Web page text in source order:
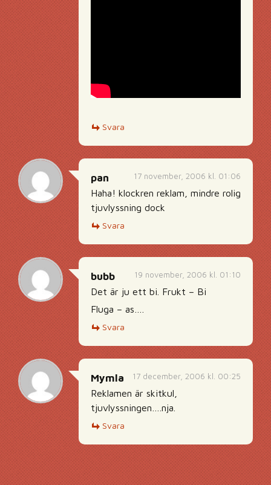
Svara
17 november, 2006 kl. 01:06
pan
Haha! klockren reklam, mindre rolig
tjuvlyssning dock
Svara
19 november, 2006 kl. 01:10
bubb
Det är ju ett bi. Frukt – Bi
Fluga – as….
Svara
17 december, 2006 kl. 00:25
Mymla
Reklamen är skitkul,
tjuvlyssningen….nja.
Svara